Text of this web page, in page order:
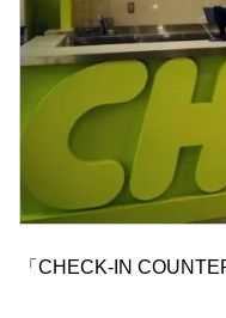
「CHECK-IN